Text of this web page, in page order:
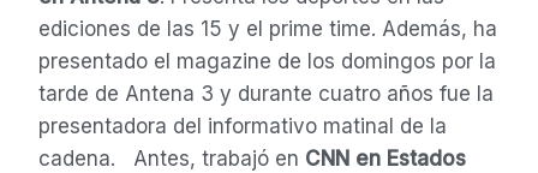
ediciones de las 15 y el prime time. Además, ha
presentado el magazine de los domingos por la
tarde de Antena 3 y durante cuatro años fue la
presentadora del informativo matinal de la
cadena. Antes, trabajó en CNN en Estados